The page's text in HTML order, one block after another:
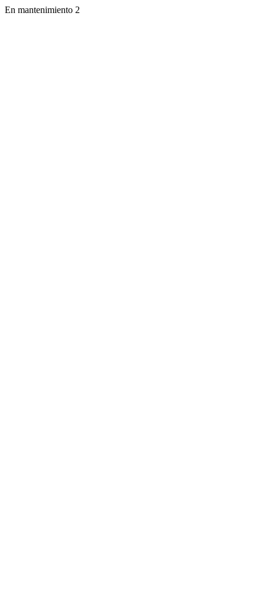
En mantenimiento 2